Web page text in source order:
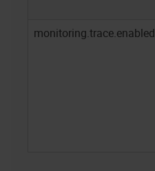
monitoring.trace.enabled